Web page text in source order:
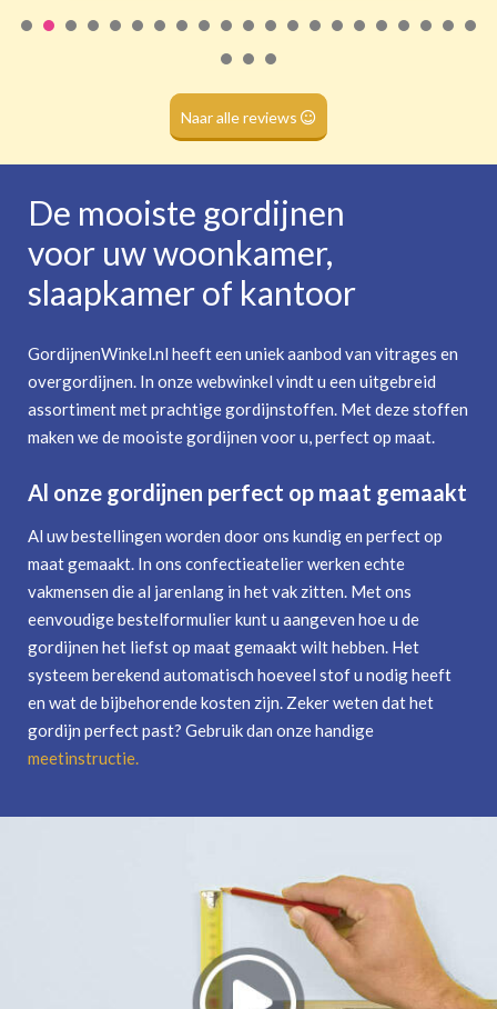
(dubbele tunnel)
Naar alle reviews
De mooiste gordijnen
voor uw woonkamer,
slaapkamer of kantoor
GordijnenWinkel.nl heeft een uniek aanbod van vitrages en
overgordijnen. In onze webwinkel vindt u een uitgebreid
assortiment met prachtige gordijnstoffen. Met deze stoffen
maken we de mooiste gordijnen voor u, perfect op maat.
Al onze gordijnen perfect op maat gemaakt
Al uw bestellingen worden door ons kundig en perfect op
maat gemaakt. In ons confectieatelier werken echte
vakmensen die al jarenlang in het vak zitten. Met ons
eenvoudige bestelformulier kunt u aangeven hoe u de
gordijnen het liefst op maat gemaakt wilt hebben. Het
systeem berekend automatisch hoeveel stof u nodig heeft
en wat de bijbehorende kosten zijn. Zeker weten dat het
gordijn perfect past? Gebruik dan onze handige
meetinstructie.